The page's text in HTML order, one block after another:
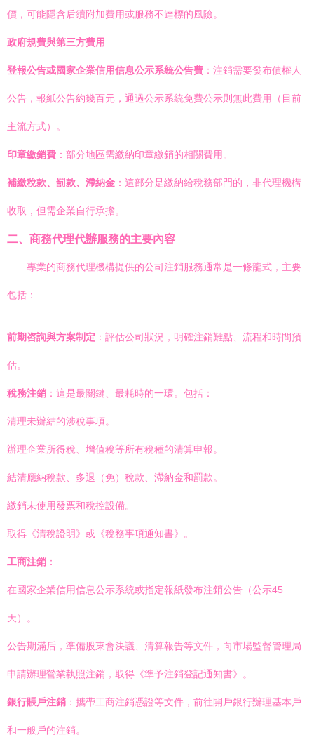
價，可能隱含后續附加費用或服務不達標的風險。
政府規費與第三方費用
登報公告或國家企業信用信息公示系統公告費 ：注銷需要發布債權人
公告，報紙公告約幾百元，通過公示系統免費公示則無此費用（目前
主流方式）。
印章繳銷費 ：部分地區需繳納印章繳銷的相關費用。
補繳稅款、罰款、滯納金 ：這部分是繳納給稅務部門的，非代理機構
收取，但需企業自行承擔。
二、商務代理代辦服務的主要內容
專業的商務代理機構提供的公司注銷服務通常是一條龍式，主要
包括：
前期咨詢與方案制定 ：評估公司狀況，明確注銷難點、流程和時間預
估。
稅務注銷 ：這是最關鍵、最耗時的一環。包括：
清理未辦結的涉稅事項。
辦理企業所得稅、增值稅等所有稅種的清算申報。
結清應納稅款、多退（免）稅款、滯納金和罰款。
繳銷未使用發票和稅控設備。
取得《清稅證明》或《稅務事項通知書》。
工商注銷 ：
在國家企業信用信息公示系統或指定報紙發布注銷公告（公示45
天）。
公告期滿后，準備股東會決議、清算報告等文件，向市場監督管理局
申請辦理營業執照注銷，取得《準予注銷登記通知書》。
銀行賬戶注銷 ：攜帶工商注銷憑證等文件，前往開戶銀行辦理基本戶
和一般戶的注銷。